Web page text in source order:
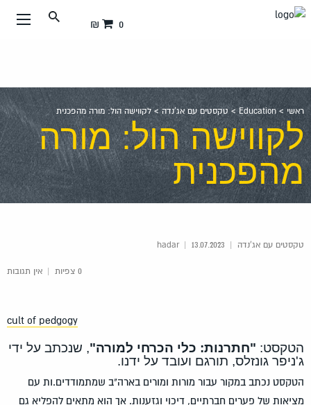
עבור
0 ₪
ראשי >
Education
>טקסטים עם אג'נדה> לקווישה הול: מורה מהפכנית
לקווישה הול: מורה
מהפכנית
טקסטים עם אג'נדה 13.07.2023
0 צפיות אין תגובות
cult of pedgogy
הטקסט: "חתרנות: כלי הכרחי למורה", שנכתב על ידי
ג'ניפר גונזלס, תורגם ועובד על ידנו.
הטקסט נכתב במקור עבור מורות ומורים בארה"ב שמתמודדים.ות עם
מציאות של פערים חברתיים, דיכוי וגזענות. אך הוא מתאים להפליא גם